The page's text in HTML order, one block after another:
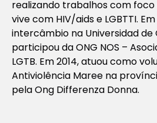
realizando trabalhos com
vive com HIV/aids e LGBTTI.
intercâmbio na Universidad de
participou da ONG NOS –
LGTB. Em 2014, atuou como
Antiviolência Maree na
pela Ong Differenza Donna.